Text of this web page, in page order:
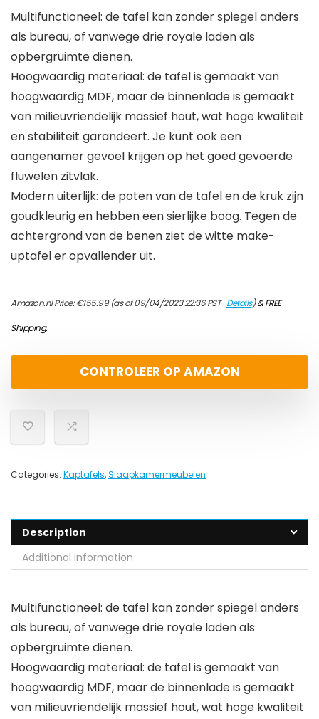
Multifunctioneel: de tafel kan zonder spiegel anders
als bureau, of vanwege drie royale laden als
opbergruimte dienen.
Hoogwaardig materiaal: de tafel is gemaakt van
hoogwaardig MDF, maar de binnenlade is gemaakt
van milieuvriendelijk massief hout, wat hoge kwaliteit
en stabiliteit garandeert. Je kunt ook een
aangenamer gevoel krijgen op het goed gevoerde
fluwelen zitvlak.
Modern uiterlijk: de poten van de tafel en de kruk zijn
goudkleurig en hebben een sierlijke boog. Tegen de
achtergrond van de benen ziet de witte make-
uptafel er opvallender uit.
Amazon.nl Price:€155.99(as of 09/04/2023 22:36 PST-Details)&FREE
Shipping.
CONTROLEER OP AMAZON
Categories: Kaptafels,Slaapkamermeubelen
Description
Additional information
Multifunctioneel: de tafel kan zonder spiegel anders
als bureau, of vanwege drie royale laden als
opbergruimte dienen.
Hoogwaardig materiaal: de tafel is gemaakt van
hoogwaardig MDF, maar de binnenlade is gemaakt
van milieuvriendelijk massief hout, wat hoge kwaliteit